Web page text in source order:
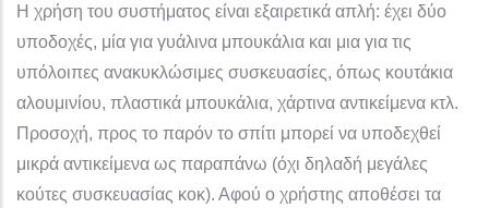
Η χρήση του συστήματος είναι εξαιρετικά απλή: έχει δύο
υποδοχές, μία για γυάλινα μπουκάλια και μια για τις
υπόλοιπες ανακυκλώσιμες συσκευασίες, όπως κουτάκια
αλουμινίου, πλαστικά μπουκάλια, χάρτινα αντικείμενα κτλ.
Προσοχή, προς το παρόν το σπίτι μπορεί να υποδεχθεί
μικρά αντικείμενα ως παραπάνω (όχι δηλαδή μεγάλες
κούτες συσκευασίας κοκ). Αφού ο χρήστης αποθέσει τα